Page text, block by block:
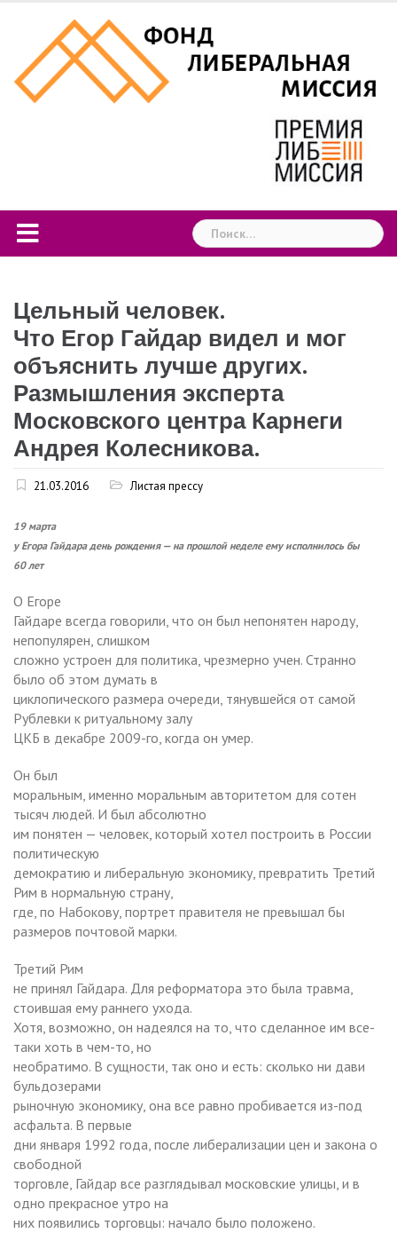
content
Найти:
Цельный человек.
Что Егор Гайдар видел и мог
объяснить лучше других.
Размышления эксперта
Московского центра Карнеги
Андрея Колесникова.
21.03.2016 Листая прессу
19 марта
у Егора Гайдара день рождения — на прошлой неделе ему исполнилось бы
60 лет
О Егоре
Гайдаре всегда говорили, что он был непонятен народу,
непопулярен, слишком
сложно устроен для политика, чрезмерно учен. Странно
было об этом думать в
циклопического размера очереди, тянувшейся от самой
Рублевки к ритуальному залу
ЦКБ в декабре 2009-го, когда он умер.
Он был
моральным, именно моральным авторитетом для сотен
тысяч людей. И был абсолютно
им понятен — человек, который хотел построить в России
политическую
демократию и либеральную экономику, превратить Третий
Рим в нормальную страну,
где, по Набокову, портрет правителя не превышал бы
размеров почтовой марки.
Третий Рим
не принял Гайдара. Для реформатора это была травма,
стоившая ему раннего ухода.
Хотя, возможно, он надеялся на то, что сделанное им все-
таки хоть в чем-то, но
необратимо. В сущности, так оно и есть: сколько ни дави
бульдозерами
рыночную экономику, она все равно пробивается из-под
асфальта. В первые
дни января 1992 года, после либерализации цен и закона о
свободной
торговле, Гайдар все разглядывал московские улицы, и в
одно прекрасное утро на
них появились торговцы: начало было положено.